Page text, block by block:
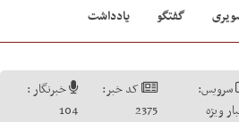
گفتگو یادداشت
سرویس:
ویژه
کد خبر:
2375
خبرنگار :
104